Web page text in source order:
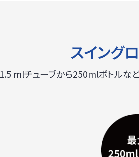
スイング
1.5 mlチューブから250mlボトルな